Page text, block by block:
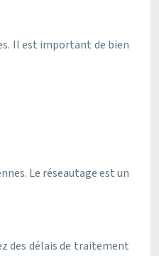
Il est important de bien
Le réseautage est un
des délais de traitement